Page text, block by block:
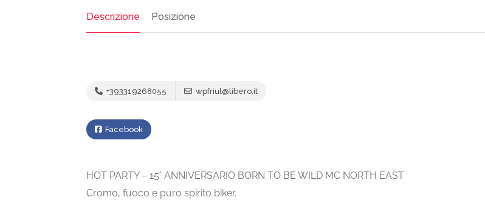
Descrizione Posizione
+393319268055 wpfriul@libero.it
Facebook
HOT PARTY – 15° ANNIVERSARIO BORN TO BE WILD MC NORTH EAST
Cromo, fuoco e puro spirito biker.